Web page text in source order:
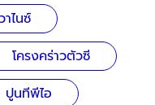
ไนซ์
โครงคร่าวตัวซี
ปูนทีพีไอ